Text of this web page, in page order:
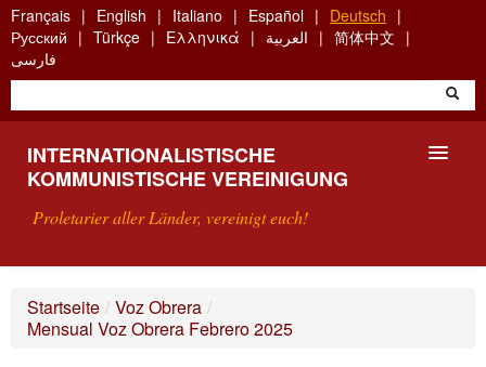
Skip
to
main
content
Français English Italiano Español
Deutsch
Русский
Türkçe Ελληνικά العربية
简体中文
فارسی
INTERNATIONALISTISCHE
KOMMUNISTISCHE VEREINIGUNG
Proletarier aller Länder, vereinigt euch!
WAS IST DIE IKV?
Startseite / Voz Obrera /
Mensual Voz Obrera Febrero 2025